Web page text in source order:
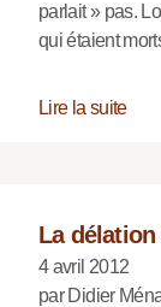
parlait » pas.
qui étaient
Lire la suite
La délation
4 avril 2012
par Didier